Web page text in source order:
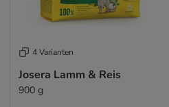
4 Varianten
Josera Lamm & Reis
900 g